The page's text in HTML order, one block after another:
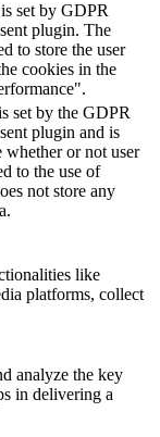
set by GDPR
plugin. The
to store the user
cookies in the
set by the GDPR
plugin and is
whether or not user
to the use of
not store any
like
platforms, collect
analyze the key
in delivering a